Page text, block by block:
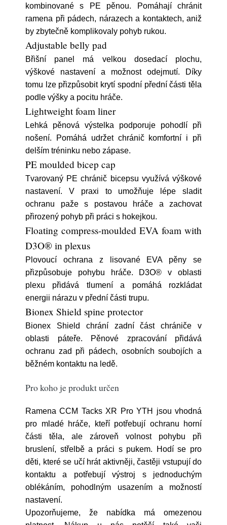
kombinované s PE pěnou. Pomáhají chránit
ramena při pádech, nárazech a kontaktech, aniž
by zbytečně komplikovaly pohyb rukou.
Adjustable belly pad
Břišní panel má velkou dosedací plochu,
výškové nastavení a možnost odejmutí. Díky
tomu lze přizpůsobit krytí spodní přední části těla
podle výšky a pocitu hráče.
Lightweight foam liner
Lehká pěnová výstelka podporuje pohodlí při
nošení. Pomáhá udržet chránič komfortní i při
delším tréninku nebo zápase.
PE moulded bicep cap
Tvarovaný PE chránič bicepsu využívá výškové
nastavení. V praxi to umožňuje lépe sladit
ochranu paže s postavou hráče a zachovat
přirozený pohyb při práci s hokejkou.
Floating compress-moulded EVA foam with
D3O® in plexus
Plovoucí ochrana z lisované EVA pěny se
přizpůsobuje pohybu hráče. D3O® v oblasti
plexu přidává tlumení a pomáhá rozkládat
energii nárazu v přední části trupu.
Bionex Shield spine protector
Bionex Shield chrání zadní část chrániče v
oblasti páteře. Pěnové zpracování přidává
ochranu zad při pádech, osobních soubojích a
běžném kontaktu na ledě.
Pro koho je produkt určen
Ramena CCM Tacks XR Pro YTH jsou vhodná
pro mladé hráče, kteří potřebují ochranu horní
části těla, ale zároveň volnost pohybu při
bruslení, střelbě a práci s pukem. Hodí se pro
děti, které se učí hrát aktivněji, častěji vstupují do
kontaktu a potřebují výstroj s jednoduchým
oblékáním, pohodlným usazením a možností
nastavení.
Upozorňujeme, že nabídka má omezenou